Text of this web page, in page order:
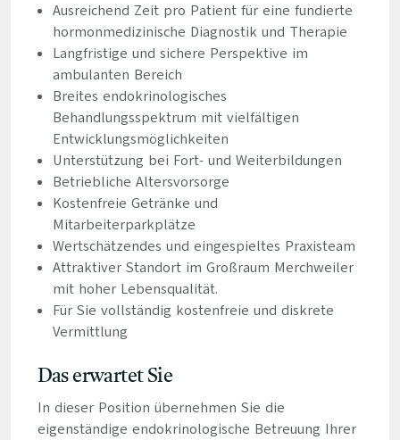
Ausreichend Zeit pro Patient für eine fundierte
hormonmedizinische Diagnostik und Therapie
Langfristige und sichere Perspektive im
ambulanten Bereich
Breites endokrinologisches
Behandlungsspektrum mit vielfältigen
Entwicklungsmöglichkeiten
Unterstützung bei Fort- und Weiterbildungen
Betriebliche Altersvorsorge
Kostenfreie Getränke und
Mitarbeiterparkplätze
Wertschätzendes und eingespieltes Praxisteam
Attraktiver Standort im Großraum Merchweiler
mit hoher Lebensqualität.
Für Sie vollständig kostenfreie und diskrete
Vermittlung
Das erwartet Sie
In dieser Position übernehmen Sie die
eigenständige endokrinologische Betreuung Ihrer